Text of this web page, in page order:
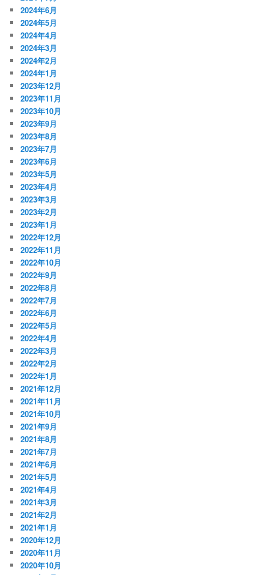
2024年6月
2024年5月
2024年4月
2024年3月
2024年2月
2024年1月
2023年12月
2023年11月
2023年10月
2023年9月
2023年8月
2023年7月
2023年6月
2023年5月
2023年4月
2023年3月
2023年2月
2023年1月
2022年12月
2022年11月
2022年10月
2022年9月
2022年8月
2022年7月
2022年6月
2022年5月
2022年4月
2022年3月
2022年2月
2022年1月
2021年12月
2021年11月
2021年10月
2021年9月
2021年8月
2021年7月
2021年6月
2021年5月
2021年4月
2021年3月
2021年2月
2021年1月
2020年12月
2020年11月
2020年10月